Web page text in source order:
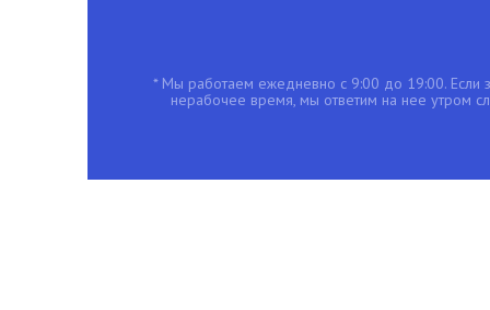
* Мы работаем ежедневно с 9:00 до 19:00. Если
нерабочее время, мы ответим на нее утром